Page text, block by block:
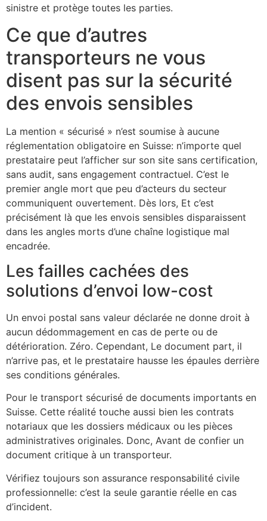
sinistre et protège toutes les parties.
Ce que d’autres
transporteurs ne vous
disent pas sur la sécurité
des envois sensibles
La mention « sécurisé » n’est soumise à aucune
réglementation obligatoire en Suisse: n’importe quel
prestataire peut l’afficher sur son site sans certification,
sans audit, sans engagement contractuel. C’est le
premier angle mort que peu d’acteurs du secteur
communiquent ouvertement. Dès lors, Et c’est
précisément là que les envois sensibles disparaissent
dans les angles morts d’une chaîne logistique mal
encadrée.
Les failles cachées des
solutions d’envoi low-cost
Un envoi postal sans valeur déclarée ne donne droit à
aucun dédommagement en cas de perte ou de
détérioration. Zéro. Cependant, Le document part, il
n’arrive pas, et le prestataire hausse les épaules derrière
ses conditions générales.
Pour le transport sécurisé de documents importants en
Suisse. Cette réalité touche aussi bien les contrats
notariaux que les dossiers médicaux ou les pièces
administratives originales. Donc, Avant de confier un
document critique à un transporteur.
Vérifiez toujours son assurance responsabilité civile
professionnelle: c’est la seule garantie réelle en cas
d’incident.